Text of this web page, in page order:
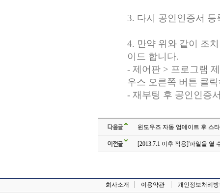
3. 다시 공인인증서 등
4. 만약 위와 같이 조
이드 합니다.
- 제어판 > 프로그램
우스 오른쪽 버튼 클
- 재부팅 후 공인인증
다음글 윈도우즈 자동 업데이트 후 스
이전글 [2013.7.1 이후 적용]'파일을 열
회사소개 이용약관 개인정보처리